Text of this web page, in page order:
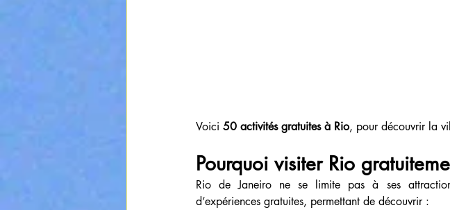
Voici 50 activités gratuites à Rio, pour découvrir la
Pourquoi visiter Rio
Rio de Janeiro ne se limite pas à ses
d’expériences gratuites, permettant de découvrir :